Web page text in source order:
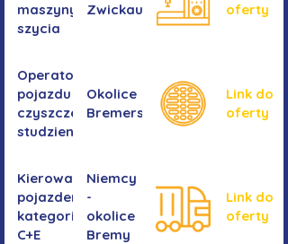
maszyny do
szycia
Zwickau
oferty
Operator/operatorka
pojazdu do
czyszczenia
studzienek
Okolice
Bremershaven
Link do
oferty
Kierowanie
pojazdem
kategorii
C+E
Niemcy
-
okolice
Bremy
Link do
oferty